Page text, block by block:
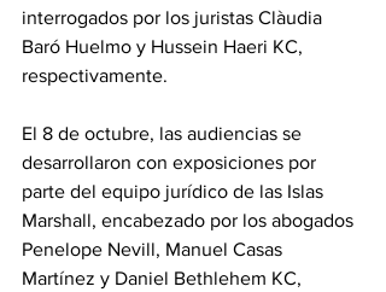
interrogados por los juristas Clàudia
Baró Huelmo y Hussein Haeri KC,
respectivamente.
El 8 de octubre, las audiencias se
desarrollaron con exposiciones por
parte del equipo jurídico de las Islas
Marshall, encabezado por los abogados
Penelope Nevill, Manuel Casas
Martínez y Daniel Bethlehem KC,